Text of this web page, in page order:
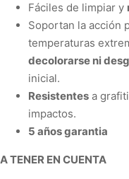
Fáciles de limpiar y
Soportan la acción
temperaturas
decolorarse ni
inicial.
Resistentes a
impactos.
5 años garantia
A TENER EN CUENTA